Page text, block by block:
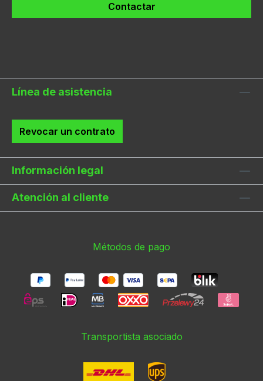
Contactar
Línea de asistencia
Revocar un contrato
Información legal
Atención al cliente
Métodos de pago
Transportista asociado